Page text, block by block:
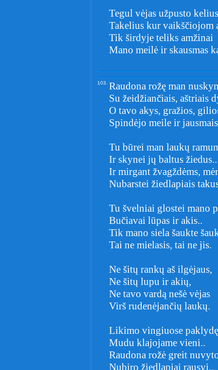
Tegul vėjas užpusto kelius
Takelius kur vaikščiojom
Tik širdyje teliks amžinai
Mano meilė ir skausmas
103. Raudona rožę man
Su žeidžiančiais, aštriais
O tavo akys, gražios,
Spindėjo meile ir
Tu būrei man laukų
Ir skynei jų baltus žiedus..
Ir mirgant žvagždėms,
Nubarstei žiedlapiais
Tu švelniai glostei mano
Bučiavai lūpas ir akis..
Tik mano siela šaukte
Tai ne mielasis, tai ne jis.
Ne šitų rankų aš ilgėjaus,
Ne šitų lupu ir akių,
Ne tavo vardą nešė vėjas
Virš rudenėjančių laukų.
Likimo vingiuose paklydę
Mudu klajojame vieni..
Raudona rožė greit
Nubiro žiedlapiai rausvi..